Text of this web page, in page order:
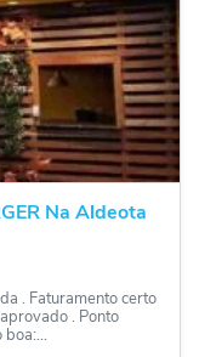
Na Aldeota
. Faturamento certo
. Ponto